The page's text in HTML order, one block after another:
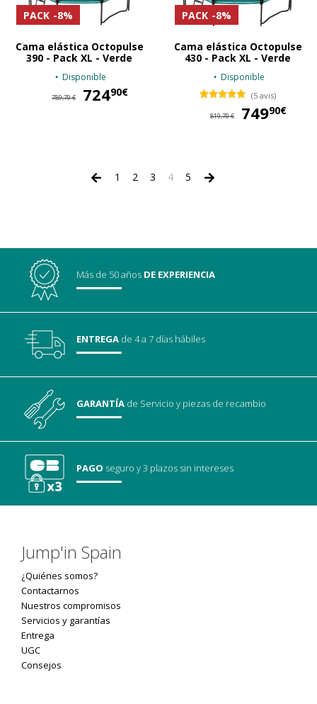
PACK -8%
Cama elástica Octopulse
390 - Pack XL - Verde
Disponible
789,70 € 72490€
PACK -8%
Cama elástica Octopulse
430 - Pack XL - Verde
Disponible
(5 avis)
819,70 € 74990€
1 2 3 4 5
Más de 50 años DE EXPERIENCIA
ENTREGA de 4 a 7 días hábiles
GARANTÍA de Servicioy piezas de recambio
PAGO seguroy 3 plazos sin intereses
Jump'in Spain
¿Quiénes somos?
Contactarnos
Nuestros compromisos
Servicios y garantías
Entrega
UGC
Consejos